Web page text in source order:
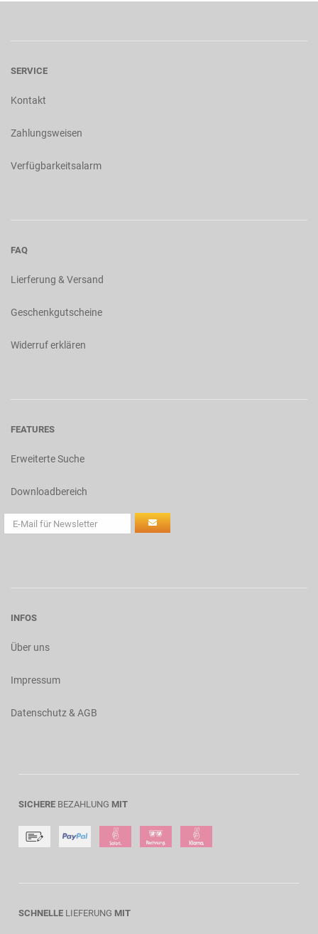
SERVICE
Kontakt
Zahlungsweisen
Verfügbarkeitsalarm
FAQ
Lierferung & Versand
Geschenkgutscheine
Widerruf erklären
FEATURES
Erweiterte Suche
Downloadbereich
INFOS
Über uns
Impressum
Datenschutz & AGB
SICHERE BEZAHLUNG MIT
SCHNELLE LIEFERUNG MIT